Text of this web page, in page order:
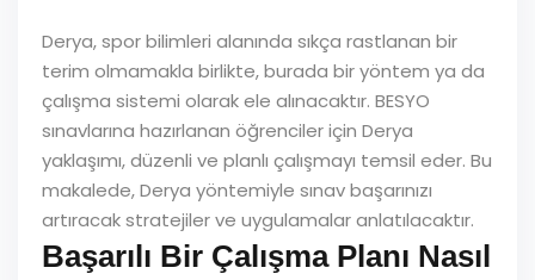
Derya, spor bilimleri alanında sıkça rastlanan bir
terim olmamakla birlikte, burada bir yöntem ya da
çalışma sistemi olarak ele alınacaktır. BESYO
sınavlarına hazırlanan öğrenciler için Derya
yaklaşımı, düzenli ve planlı çalışmayı temsil eder. Bu
makalede, Derya yöntemiyle sınav başarınızı
artıracak stratejiler ve uygulamalar anlatılacaktır.
Başarılı Bir Çalışma Planı Nasıl